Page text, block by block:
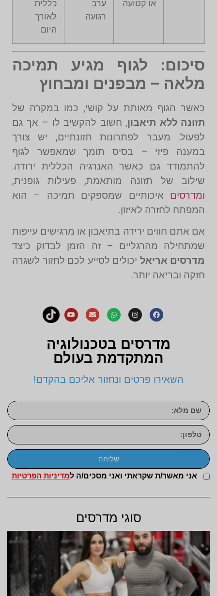
או קטועה
ערב
רגועה
כללית
לאורך
היום
סיכום: לגוף מגיע תמיכה
מלאה – מבפנים ומבחוץ
כאשר הגוף מאותת על קושי, כמו במקרה של
תזונה ללא תיאבון, חשוב להקשיב לו – אך גם
לפעול. מעבר לפתרונות תזונתיים, יש צורך
במענה פיזי – בסיס תומך שמאפשר לגוף
להתמודד גם כאשר האנרגיה הכללית ירודה.
שילוב של תזונה מותאמת, פעילות גופנית,
ומדרסים איכותיים שמספקים תמיכה – הוא
המפתח לחזרה לאיזון.
אם אתם חווים ירידה בתיאבון או מרגישים עייפות
שמתחילה מהרגליים – זה הזמן לבדוק כיצד
מדרסים אריאל יכולים לסייע לכם לחזור לשגרה
חזקה ובריאה יותר.
מדרסים בטכנולוגיה
המתקדמת בעולם
השאירו פרטים ונחזור אליכם בהקדם!
אני מאשר/ת שקראתי ואני מסכים/ה למדיניות הפרטיות
שליחה
סוגי מדרסים